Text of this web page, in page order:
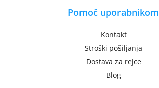
Pomoč uporabnikom
Kontakt
Stroški pošiljanja
Dostava za rejce
Blog